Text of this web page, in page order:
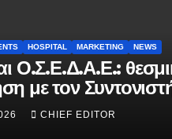
HOSPITAL MARKETING NEWS
Ο.Σ.Ε.Δ.Α.Ε.:
με τον
του
CHIEF EDITOR